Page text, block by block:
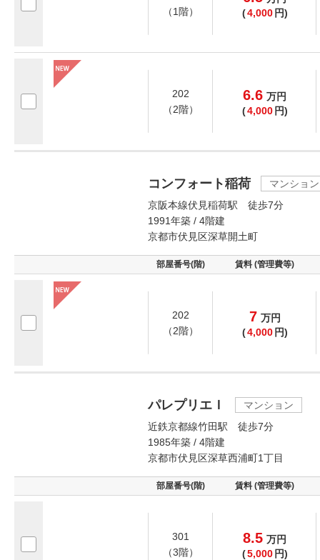
（1階）
(4,000 円)
202
（2階）
6.6 万円
(4,000 円)
コンフォート稲荷
マンション
京阪本線伏見稲荷駅 徒歩7分
1991年築 / 4階建
京都市伏見区深草開土町
部屋番号(階) 賃料 (管理費等)
202
（2階）
7 万円
(4,000 円)
パレプリエＩ
マンション
近鉄京都線竹田駅 徒歩7分
1985年築 / 4階建
京都市伏見区深草西浦町1丁目
部屋番号(階) 賃料 (管理費等)
301
（3階）
8.5 万円
(5,000 円)